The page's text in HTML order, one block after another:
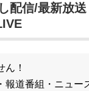
配信/最新放送
ん！
報道番組・ニュー